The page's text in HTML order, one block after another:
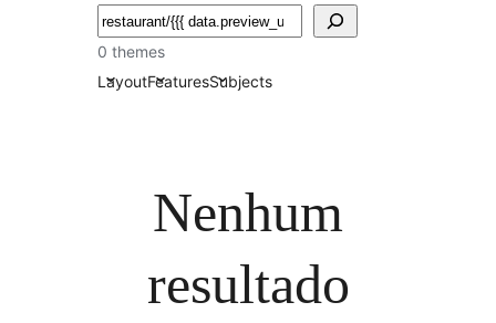
Pesquisar
0 themes
LayoutFeaturesSubjects
Nenhum
resultado